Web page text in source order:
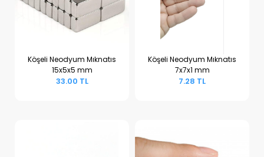
Sepete Ekle
Köşeli Neodyum Mıknatıs
15x5x5 mm
33.00 TL
Sepete Ekle
Köşeli Neodyum Mıknatıs
7x7x1 mm
7.28 TL